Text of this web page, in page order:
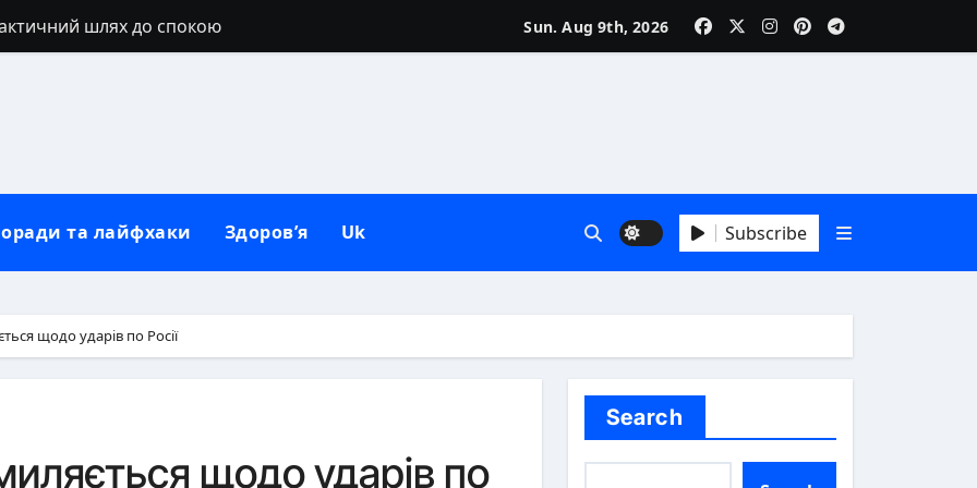
шлях до спокою
глибинні причини та як зрозуміти його мовчання
повний гід
в домашніх умовах для рясного цвітіння
натуральних вій без ін’єкцій
точні цифри й фактори
Sun. Aug 9th, 2026
та лайфхаки Здоров’я Uk Subscribe
щодо ударів по Росії
щодо ударів по
Search